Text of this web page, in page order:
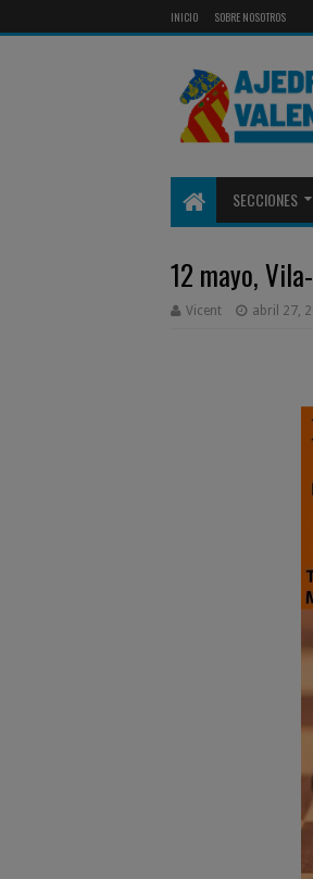
INICIO SOBRE NOSOTROS
SECCIONES
12 mayo,
Vicent abril 27,